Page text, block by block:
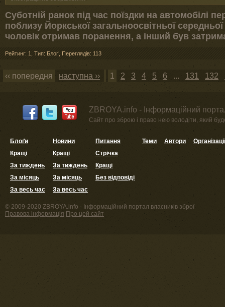
Суботній ранок під час поїздки на автомобілі
поблизу Йоркської загальноосвітньої
чоловік отримав поранення, а інший був
Рейтинг: 1 Тип: Блоґ Переглядів: 113
‹‹ попередня наступна ›› 1 2 3 4 5 6 ... 131 132
ZBROYA.info - Інформаційний
Сайт про зброю і право нею володіти, який
Блоґи
Кращі
За тиждень
За місяць
За весь час
Новини
Кращі
За тиждень
За місяць
За весь час
Питання
Стрічка
Кращі
Без відповіді
Теми Автори
© 2009-2020 ZBROYA.info - Інформаційний портал власників зброї
Правова інформація Про цей сайт